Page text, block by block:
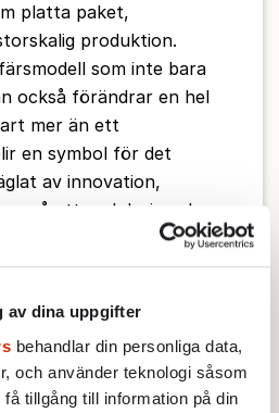
av dina uppgifter
behandlar din personliga data,
och använder teknologi såsom
tillgång till information på din
platta paket,
produktion.
som inte bara
också förändrar en hel
mer än ett
en symbol för det
av innovation,
på att god design ska
Samtidigt speglar
egen utveckling från
Ingvar Kamprad, IKEA
svenska möbler till en
över.